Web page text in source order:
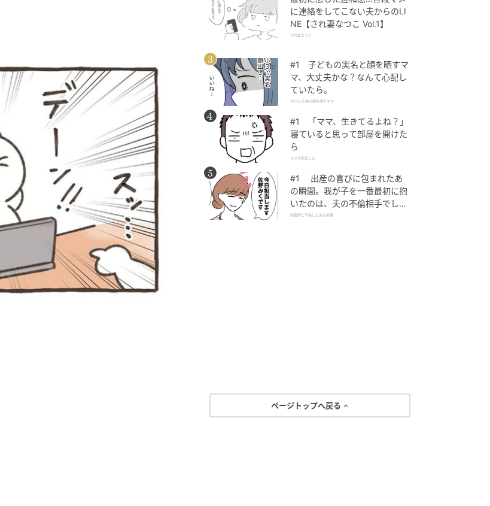
に連絡をしてこない夫からのLI
NE【され妻なつこ Vol.1】
され妻なつこ
#1 子どもの実名と顔を晒すマ
マ、大丈夫かな？なんて心配し
ていたら。
SNSに子供の顔を晒すママ
#1 「ママ、生きてるよね？」
寝ていると思って部屋を開けた
ら
ママが家出した
#1 出産の喜びに包まれたあ
の瞬間。我が子を一番最初に抱
いたのは、夫の不倫相手でし
た。
助産師と不倫した夫の末路
ページトップへ戻る